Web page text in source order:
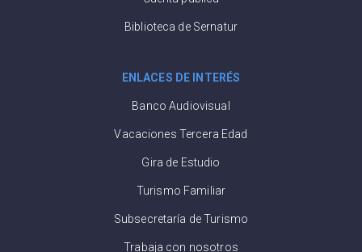
Biblioteca de Sernatur
ENLACES DE INTERÉS
Banco Audiovisual
Vacaciones Tercera Edad
Gira de Estudio
Turismo Familiar
Subsecretaría de Turismo
Trabaja con nosotros